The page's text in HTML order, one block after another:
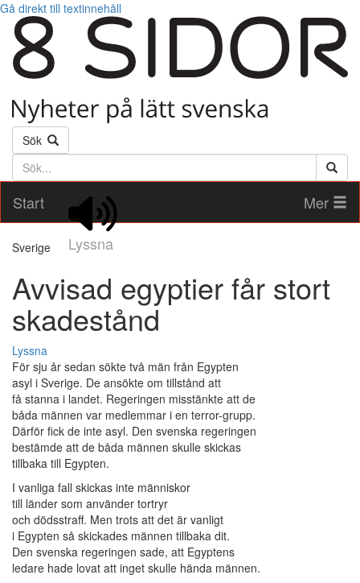
Gå direkt till textinnehåll
Sök
Söktext
Start
Lyssna
Mer
Sverige
Avvisad egyptier får stort
skadestånd
Lyssna
För sju år sedan sökte två män från Egypten
asyl i Sverige. De ansökte om tillstånd att
få stanna i landet. Regeringen misstänkte att de
båda männen var medlemmar i en terror-grupp.
Därför fick de inte asyl. Den svenska regeringen
bestämde att de båda männen skulle skickas
tillbaka till Egypten.
I vanliga fall skickas inte människor
till länder som använder tortryr
och dödsstraff. Men trots att det är vanligt
i Egypten så skickades männen tillbaka dit.
Den svenska regeringen sade, att Egyptens
ledare hade lovat att inget skulle hända männen.